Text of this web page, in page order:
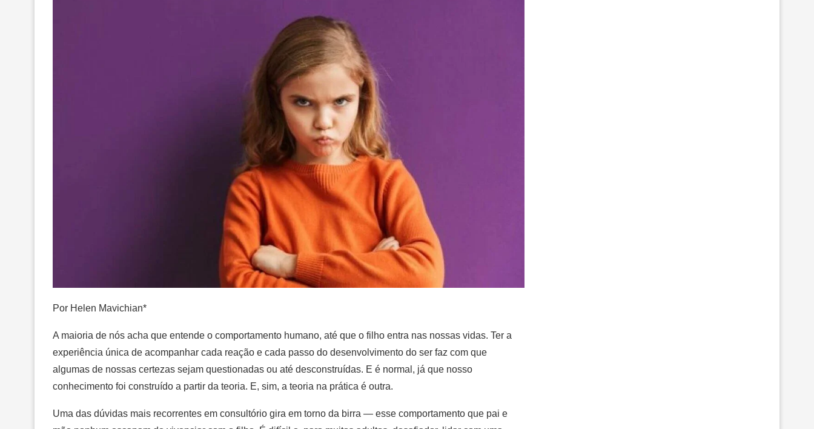
Por Helen Mavichian*
A maioria de nós acha que entende o comportamento humano, até que o filho entra nas nossas vidas. Ter a
experiência única de acompanhar cada reação e cada passo do desenvolvimento do ser faz com que
algumas de nossas certezas sejam questionadas ou até desconstruídas. E é normal, já que nosso
conhecimento foi construído a partir da teoria. E, sim, a teoria na prática é outra.
Uma das dúvidas mais recorrentes em consultório gira em torno da birra — esse comportamento que pai e